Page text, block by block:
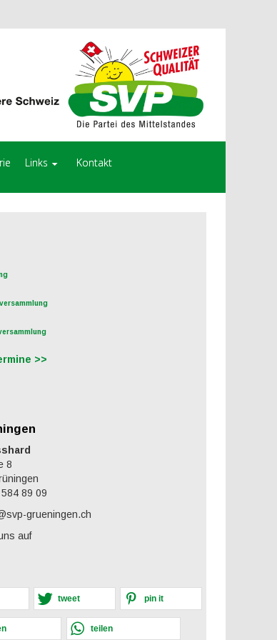
Links Kontakt
>>
8
89 09
grueningen.ch
auf
tweet pin it
teilen